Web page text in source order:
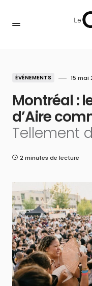
ÉVÉNEMENTS 15 mai
Montréal :
d’Aire
Tellement
2 minutes de lecture